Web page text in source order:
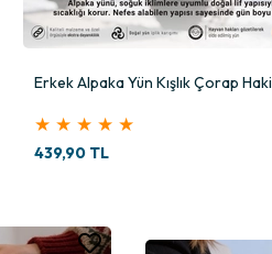
Erkek Alpaka Yün Kışlık Çorap Haki
★ ★ ★ ★ ★
439,90 TL